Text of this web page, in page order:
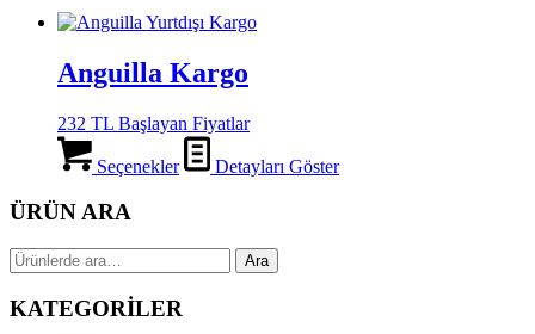
Anguilla Kargo
232 TL Başlayan Fiyatlar
Seçenekler Detayları Göster
ÜRÜN ARA
Ara: Ara
KATEGORİLER